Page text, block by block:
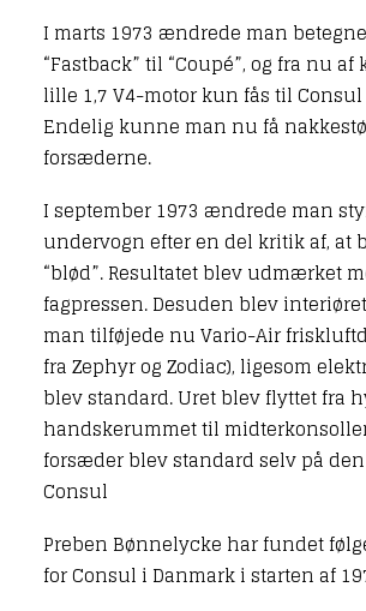
I marts 1973 ændrede man
“Fastback” til “Coupé”, og fra nu
lille 1,7 V4-motor kun fås til Consul
Endelig kunne man nu få
forsæderne.
I september 1973 ændrede man
undervogn efter en del kritik af, at
“blød”. Resultatet blev udmærket
fagpressen. Desuden blev
man tilføjede nu Vario-Air
fra Zephyr og Zodiac), ligesom
blev standard. Uret blev flyttet fra
handskerummet til
forsæder blev standard selv på
Consul
Preben Bønnelycke har fundet
for Consul i Danmark i starten af